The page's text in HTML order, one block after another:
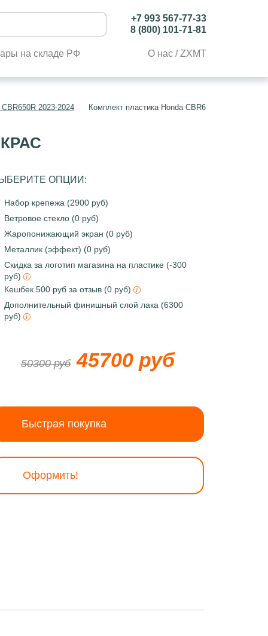
+7 993 567-77-33
8 (800) 101-71-81
на складе РФ О нас / ZXMT
2023-2024 Комплект пластика Honda CBR650R 2023-2024.
ОПЦИИ:
Набор крепежа (2900 руб)
Ветровое стекло (0 руб)
Жаропонижающий экран (0 руб)
Металлик (эффект) (0 руб)
Скидка за логотип магазина на пластике (-300
руб)
Кешбек 500 руб за отзыв (0 руб)
Дополнительный финишный слой лака (6300
руб)
50300 руб 45700 руб
Быстрая покупка
Оформить!